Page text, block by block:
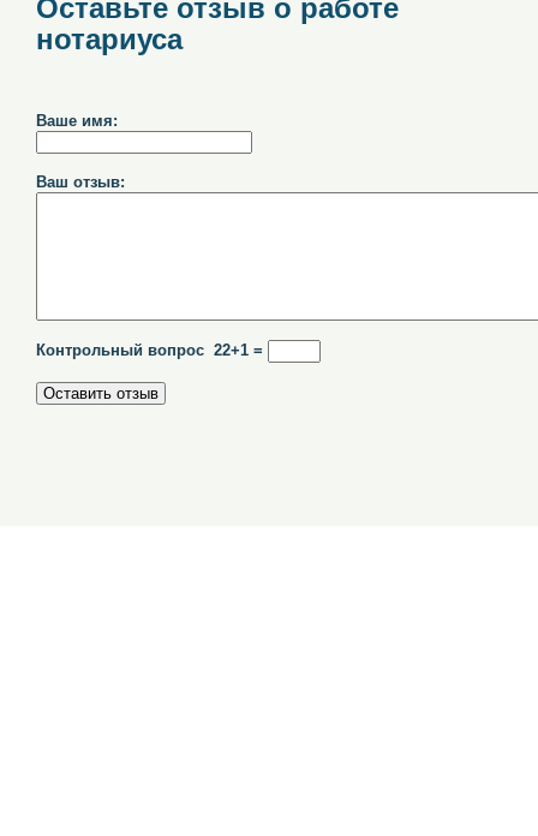
Оставьте отзыв о работе
нотариуса
Ваше имя:
Ваш отзыв:
Контрольный вопрос 22+1 =